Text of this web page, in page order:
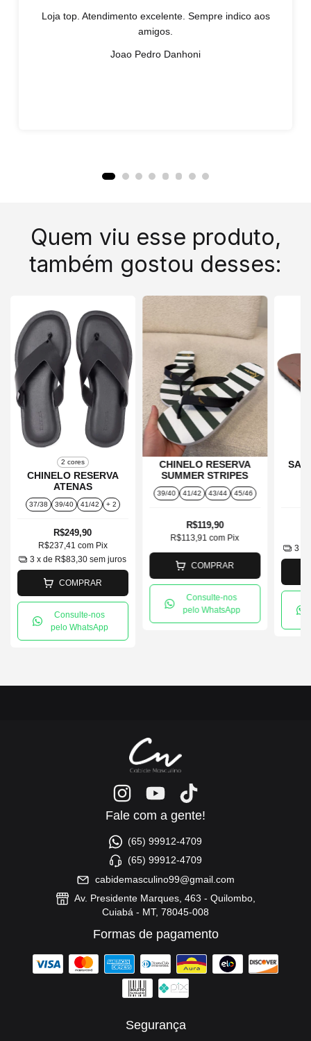
Loja top. Atendimento excelente. Sempre indico aos
amigos.
Joao Pedro Danhoni
Quem viu esse produto,
também gostou desses:
2 cores
CHINELO RESERVA
ATENAS
37/38 39/40 41/42 + 2
R$249,90
R$237,41com Pix
3 x de R$83,30 sem juros
COMPRAR
Consulte-nos
pelo WhatsApp
CHINELO RESERVA
SUMMER STRIPES
39/40 41/42 43/44 45/46
R$119,90
R$113,91com Pix
COMPRAR
Consulte-nos
pelo WhatsApp
3
Fale com a gente!
(65) 99912-4709
(65) 99912-4709
cabidemasculino99@gmail.com
Av. Presidente Marques, 463 - Quilombo,
Cuiabá - MT, 78045-008
Formas de pagamento
Segurança